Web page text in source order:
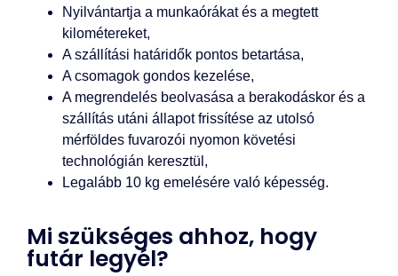
Nyilvántartja a munkaórákat és a megtett
kilométereket,
A szállítási határidők pontos betartása,
A csomagok gondos kezelése,
A megrendelés beolvasása a berakodáskor és a
szállítás utáni állapot frissítése az utolsó
mérföldes fuvarozói nyomon követési
technológián keresztül,
Legalább 10 kg emelésére való képesség.
Mi szükséges ahhoz, hogy
futár legyél?